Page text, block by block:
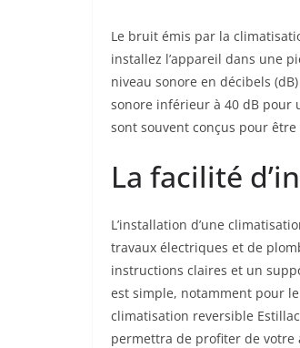
Le bruit émis par la
installez l’appareil dans une
niveau sonore en décibels
sonore inférieur à 40 dB pour
sont souvent conçus pour
La facilité
L’installation d’une
travaux électriques et de
instructions claires et un
est simple, notamment pour
climatisation reversible
permettra de profiter de votre